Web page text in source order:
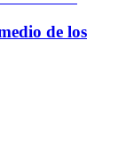
de los